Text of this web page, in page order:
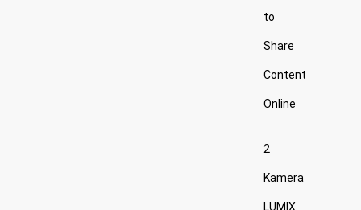
to
Share
Content
Online
2
Kamera
LUMIX